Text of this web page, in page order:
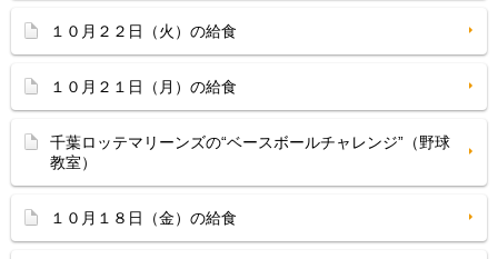
１０月２２日（火）の給食
１０月２１日（月）の給食
千葉ロッテマリーンズの“ベースボールチャレンジ”（野球
教室）
１０月１８日（金）の給食